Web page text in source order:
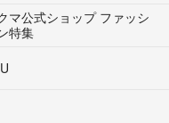
マ公式ショップ ファッシ
特集